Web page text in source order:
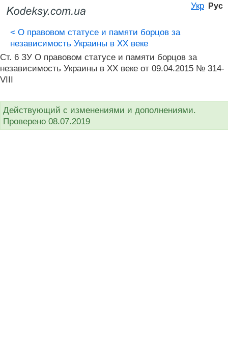
Укр Рус
< О правовом статусе и памяти борцов за
независимость Украины в XX веке
Ст. 6 ЗУ О правовом статусе и памяти борцов за
независимость Украины в XX веке от 09.04.2015 № 314-
VIII
Действующий с изменениями и дополнениями.
Проверено 08.07.2019